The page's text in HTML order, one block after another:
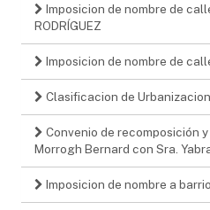
Imposicion de nombre de
RODRÍGUEZ
Imposicion de nombre de
Clasificacion de
Convenio de recomposición
Morrogh Bernard con Sra.
Imposicion de nombre a